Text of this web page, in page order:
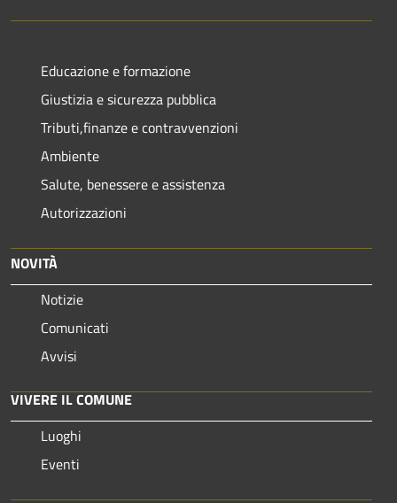
Educazione e formazione
Giustizia e sicurezza pubblica
Tributi,finanze e contravvenzioni
Ambiente
Salute, benessere e assistenza
Autorizzazioni
NOVITÀ
Notizie
Comunicati
Avvisi
VIVERE IL COMUNE
Luoghi
Eventi